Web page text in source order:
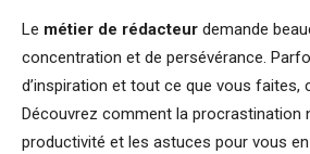
Le métier de rédacteur demande
concentration et de persévérance.
d’inspiration et tout ce que vous faites,
Découvrez comment la procrastination
productivité et les astuces pour vous